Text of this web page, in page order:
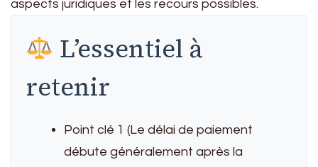
aspects juridiques et les recours possibles.
L’essentiel à
retenir
Point clé 1 (Le délai de paiement
débute généralement après la